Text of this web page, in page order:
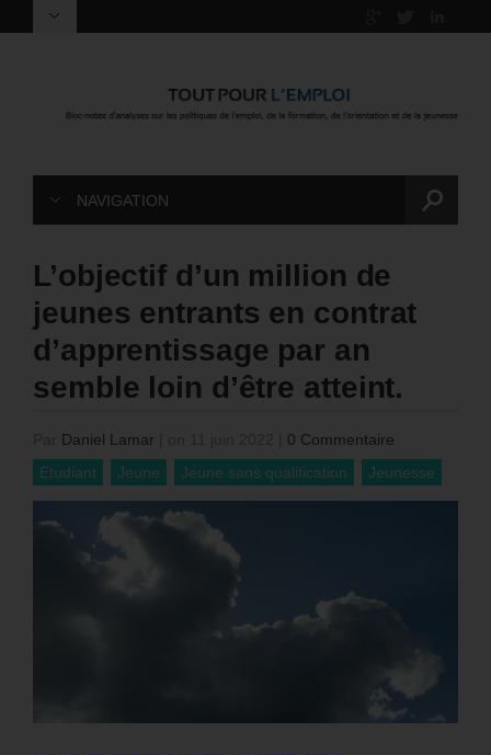
NAVIGATION
L’objectif d’un million de
jeunes entrants en contrat
d’apprentissage par an
semble loin d’être atteint.
Daniel Lamar
0 Commentaire
Etudiant
Jeune Jeune sans qualification Jeunesse